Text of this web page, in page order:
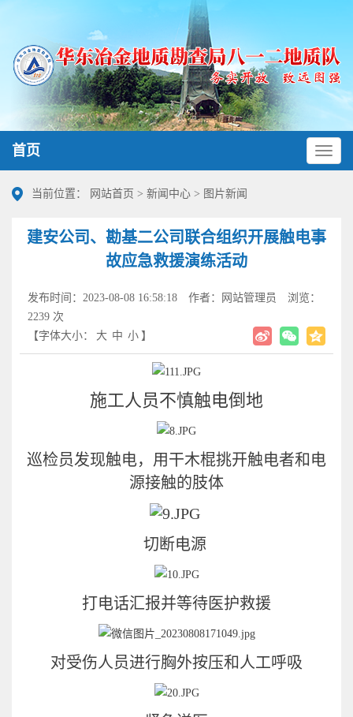
首页
当前位置： 网站首页 > 新闻中心 > 图片新闻
建安公司、勘基二公司联合组织开展触电事
故应急救援演练活动
发布时间：2023-08-08 16:58:18 作者：网站管理员
浏览：
2239 次
【字体大小：
大 中 小 】
施工人员不慎触电倒地
巡检员发现触电，用干木棍挑开触电者和电
源接触的肢体
切断电源
打电话汇报并等待医护救援
对受伤人员进行胸外按压和人工呼吸